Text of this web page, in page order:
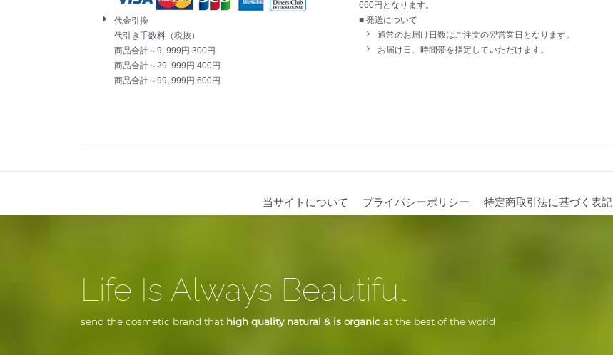
代金引換
代引き手数料（税抜）
商品合計～9, 999円 300円
商品合計～29, 999円 400円
商品合計～99, 999円 600円
660円となります。
■ 発送について
通常のお届け日数はご注文の翌営業日となります。
お届け日、時間帯を指定していただけます。
当サイトについて プライバシーポリシー 特定商取引法に基づく表記
Life Is Always Beautiful
send the cosmetic brand that high quality natural & is organic at the best of the world